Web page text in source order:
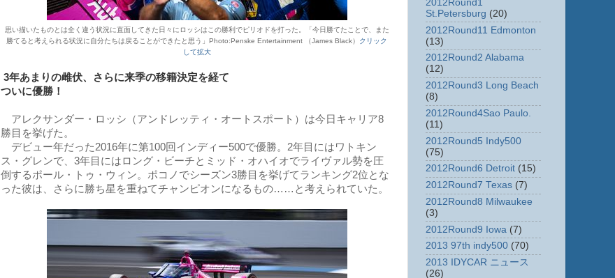
思い描いたものとは全く違う状況に直面してきた日々にロッシはこの勝利でピリオドを打った。「今日勝てたことで、また
勝てると考えられる状況に自分たちは戻ることができたと思う」Photo:Penske Entertainment （James Black） クリック
して拡大
3年あまりの雌伏、さらに来季の移籍決定を経て
ついに優勝！
アレクサンダー・ロッシ（アンドレッティ・オートスポート）は今日キャリア8
勝目を挙げた。
デビュー年だった2016年に第100回インディー500で優勝。2年目にはワトキン
ス・グレンで、3年目にはロング・ビーチとミッド・オハイオでライヴァル勢を圧
倒するポール・トゥ・ウィン。ポコノでシーズン3勝目を挙げてランキング2位とな
った彼は、さらに勝ち星を重ねてチャンピオンになるもの……と考えられていた。
2012Round1
St.Petersburg (20)
2012Round11 Edmonton
(13)
2012Round2 Alabama
(12)
2012Round3 Long Beach
(8)
2012Round4Sao Paulo.
(11)
2012Round5 Indy500
(75)
2012Round6 Detroit (15)
2012Round7 Texas (7)
2012Round8 Milwaukee
(3)
2012Round9 Iowa (7)
2013 97th indy500 (70)
2013 IDYCAR ニュース
(26)